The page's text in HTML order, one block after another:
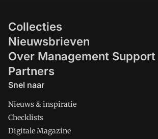
Collecties
Nieuwsbrieven
Over Management Support
Partners
Snel naar
Nieuws & inspiratie
Checklists
Digitale Magazine